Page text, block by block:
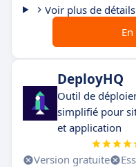
Voir plus de détails
DeployHQ
Outil de
simplifié pour
et application
Version gratuite